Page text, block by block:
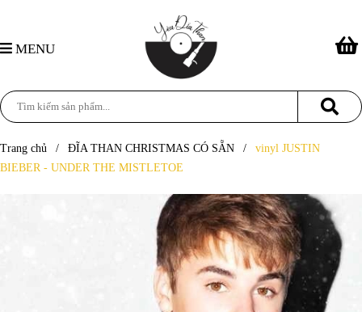
MENU
Trang chủ / ĐĨA THAN CHRISTMAS CÓ SẴN /
vinyl JUSTIN
BIEBER - UNDER THE MISTLETOE